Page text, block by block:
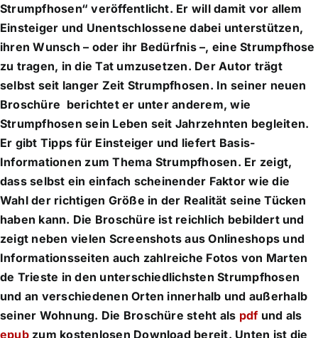
Strumpfhosen“ veröffentlicht. Er will damit vor allem
Einsteiger und Unentschlossene dabei unterstützen,
ihren Wunsch – oder ihr Bedürfnis –, eine Strumpfhose
zu tragen, in die Tat umzusetzen. Der Autor trägt
selbst seit langer Zeit Strumpfhosen. In seiner neuen
Broschüre berichtet er unter anderem, wie
Strumpfhosen sein Leben seit Jahrzehnten begleiten.
Er gibt Tipps für Einsteiger und liefert Basis-
Informationen zum Thema Strumpfhosen. Er zeigt,
dass selbst ein einfach scheinender Faktor wie die
Wahl der richtigen Größe in der Realität seine Tücken
haben kann. Die Broschüre ist reichlich bebildert und
zeigt neben vielen Screenshots aus Onlineshops und
Informationsseiten auch zahlreiche Fotos von Marten
de Trieste in den unterschiedlichsten Strumpfhosen
und an verschiedenen Orten innerhalb und außerhalb
seiner Wohnung. Die Broschüre steht als pdfund als
epubzum kostenlosen Download bereit. Unten ist die